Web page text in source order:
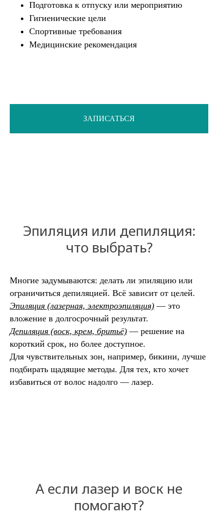
Подготовка к отпуску или мероприятию
Гигиенические цели
Спортивные требования
Медицинские рекомендация
ЗАПИСАТЬСЯ
Эпиляция или депиляция:
что выбрать?
Многие задумываются: делать ли эпиляцию или
ограничиться депиляцией. Всё зависит от целей.
Эпиляция (лазерная, электроэпиляция) — это
вложение в долгосрочный результат.
Депиляция (воск, крем, бритьё) — решение на
короткий срок, но более доступное.
Для чувствительных зон, например, бикини, лучше
подбирать щадящие методы. Для тех, кто хочет
избавиться от волос надолго — лазер.
А если лазер и воск не
помогают?